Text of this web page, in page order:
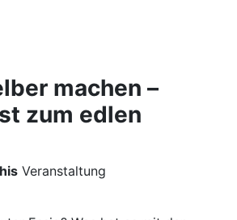
machen –
zum edlen
Veranstaltung